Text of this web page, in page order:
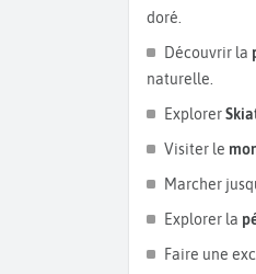
doré.
Découvrir la
naturelle.
Explorer
Visiter le
Marcher
Explorer la
Faire une